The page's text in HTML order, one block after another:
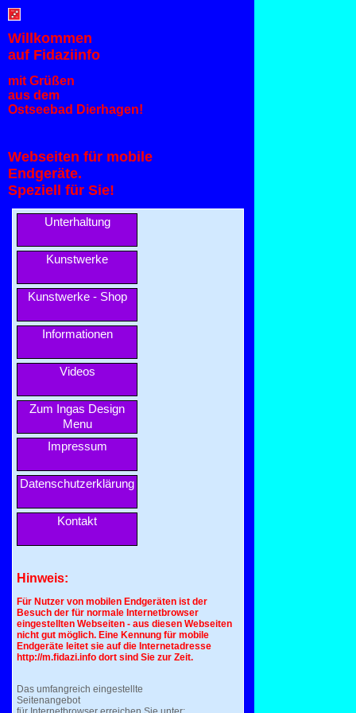
Willkommen
auf Fidaziinfo
mit Grüßen
aus dem
Ostseebad Dierhagen!
Webseiten für mobile
Endgeräte.
Speziell für Sie!
Unterhaltung
Kunstwerke
Kunstwerke - Shop
Informationen
Videos
Zum Ingas Design
Menu
Impressum
Datenschutzerklärung
Kontakt
Hinweis:
Für Nutzer von mobilen Endgeräten ist der
Besuch der für normale Internetbrowser
eingestellten Webseiten - aus diesen Webseiten
nicht gut möglich. Eine Kennung für mobile
Endgeräte leitet sie auf die Internetadresse
http://m.fidazi.info dort sind Sie zur Zeit.
Das umfangreich eingestellte
Seitenangebot